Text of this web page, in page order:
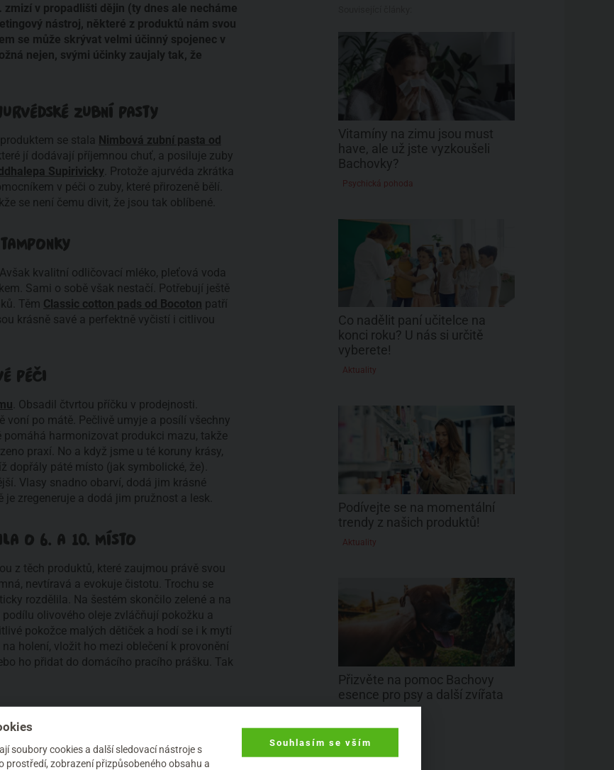
v propadlišti dějin (ty dnes ale necháme
nástroj, některé z produktů nám svou
se může skrývat velmi účinný spojenec v
nejen, svými účinky zaujaly tak, že
ZUBNÍ PASTY
se stala Nimbová zubní pasta od
jí dodávají příjemnou chuť, a posiluje zuby
Supirivicky . Protože ajurvéda zkrátka
v péči o zuby, které přirozeně bělí.
se není čemu divit, že jsou tak oblíbené.
kvalitní odličovací mléko, pleťová voda
Sami o sobě však nestačí. Potřebují ještě
Těm Classic cotton pads od Bocoton patří
krásně savé a perfektně vyčistí i citlivou
PÉČI
. Obsadil čtvrtou příčku v prodejnosti.
voní po mátě. Pečlivě umyje a posílí všechny
harmonizovat produkci mazu, takže
praxí. No a když jsme u té koruny krásy,
dopřály páté místo (jak symbolické, že).
Vlasy snadno obarví, dodá jim krásné
zregeneruje a dodá jim pružnost a lesk.
O 6. A 10. MÍSTO
z těch produktů, které zaujmou právě svou
nevtíravá a evokuje čistotu. Trochu se
rozdělila. Na šestém skončilo zelené a na
olivového oleje zvláčňují pokožku a
pokožce malých dětiček a hodí se i k mytí
holení, vložit ho mezi oblečení k provonění
ho přidat do domácího pracího prášku. Tak
si pocit svěžesti co nejdéle. No a k tomu
24h od Purity Vision. Tento krystal se
Vitamíny na zimu jsou must
have, ale už jste vyzkoušeli
Bachovky?
Psychická pohoda
Co nadělit paní učitelce na
konci roku? U nás si určitě
vyberete!
Aktuality
Podívejte se na momentální
trendy z našich produktů!
Aktuality
Přizvěte na pomoc Bachovy
esence pro psy a další zvířata
soubory cookies a další sledovací nástroje s
prostředí, zobrazení přizpůsobeného obsahu a
Souhlasím se vším